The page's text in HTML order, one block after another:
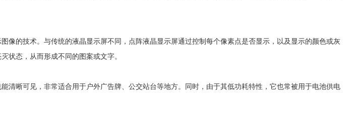
的技术。与传统的液晶显示屏不同，点阵液晶显示屏通过控制每个像素点是否显示，以及显示的颜色或灰
状态，从而形成不同的图案或文字。
晰可见，非常适合用于户外广告牌、公交站台等地方。同时，由于其低功耗特性，它也常被用于电池供电